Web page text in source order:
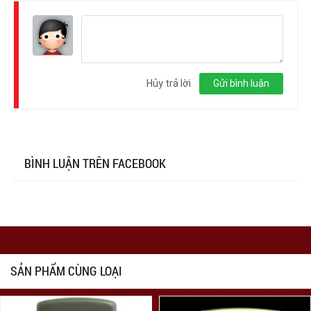
Gửi bình luận
Hủy trả lời
BÌNH LUẬN TRÊN FACEBOOK
SẢN PHẨM CÙNG LOẠI